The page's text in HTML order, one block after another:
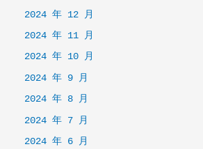
2024 年 12 月
2024 年 11 月
2024 年 10 月
2024 年 9 月
2024 年 8 月
2024 年 7 月
2024 年 6 月